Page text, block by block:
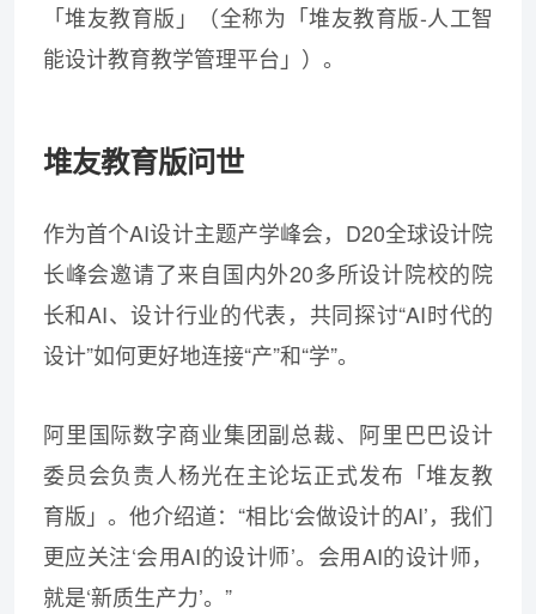
「堆友教育版」（全称为「堆友教育版-人工智
能设计教育教学管理平台」）。
堆友教育版问世
作为首个AI设计主题产学峰会，D20全球设计院
长峰会邀请了来自国内外20多所设计院校的院
长和AI、设计行业的代表，共同探讨“AI时代的
设计”如何更好地连接“产”和“学”。
阿里国际数字商业集团副总裁、阿里巴巴设计
委员会负责人杨光在主论坛正式发布「堆友教
育版」。他介绍道：“相比‘会做设计的AI’，我们
更应关注‘会用AI的设计师’。会用AI的设计师，
就是‘新质生产力’。”